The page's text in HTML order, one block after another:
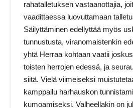
rahatalletuksen vastaanottajia,
vaadittaessa luovuttamaan
Säilyttäminen edellyttää myös
tunnustusta, viranomaistenkin
yhtä Herraa kohtaan vaatii
toisten herrojen edessä, ja
siitä. Vielä viimeiseksi
kamppailu harhauskon
kumoamiseksi. Valheellakin on